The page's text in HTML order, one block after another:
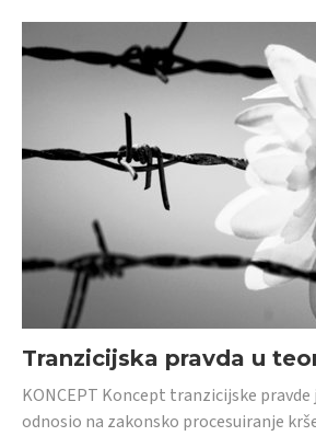
Tranzicijska pravda u
KONCEPT Koncept tranzicijske
odnosio na zakonsko procesuiranje